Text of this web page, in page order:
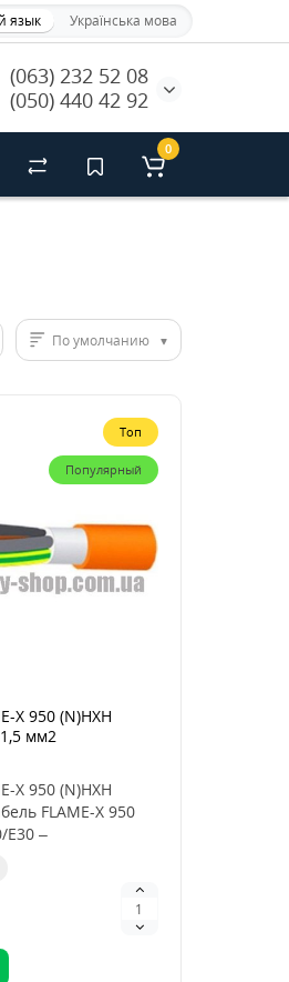
язык Українська мова
(063) 232 52 08
(050) 440 42 92
0
По умолчанию
Топ
Популярный
X 950 (N)HXH
мм2
X 950 (N)HXH
FLAME-X 950
E30 –